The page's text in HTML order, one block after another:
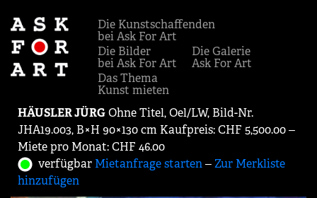
Die Kunstschaffenden
bei Ask For Art
Die Bilder
bei Ask For Art
Die Galerie
Ask For Art
Das Thema
Kunst mieten
HÄUSLER JÜRGOhne Titel, Oel/LW, Bild-Nr.
JHA19.003, B×H 90×130 cm Kaufpreis: CHF 5,500.00 ‒
Miete pro Monat: CHF 46.00
verfügbar Mietanfrage starten‒Zur Merkliste
hinzufügen